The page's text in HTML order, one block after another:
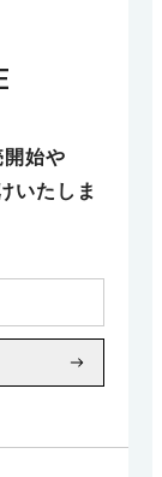
開始や
いたしま